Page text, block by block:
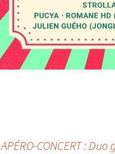
APÉRO-CONCERT :